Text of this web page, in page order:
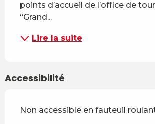
points d’accueil de l’office de
“Grand...
Lire la suite
Accessibilité
Non accessible en fauteuil